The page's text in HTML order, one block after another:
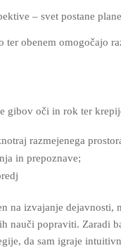
– svet postane
ter obenem omogočajo
gibov oči in rok ter
razmejenega
in prepoznave;
na izvajanje
nauči popraviti. Zaradi
da sam igraje